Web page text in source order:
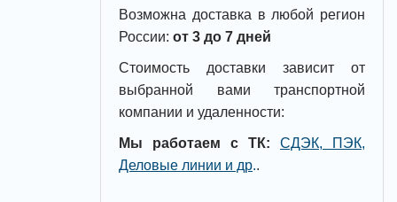
Возможна доставка в любой регион
России: от 3 до 7 дней
Стоимость доставки зависит от
выбранной вами транспортной
компании и удаленности:
Мы работаем с ТК:
СДЭК, ПЭК,
Деловые линии и др..